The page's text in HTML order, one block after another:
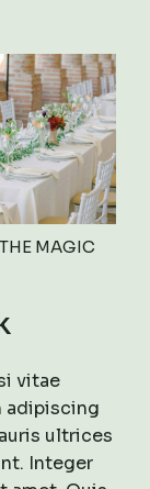
MAGIC
vitae
adipiscing
ultrices
Integer